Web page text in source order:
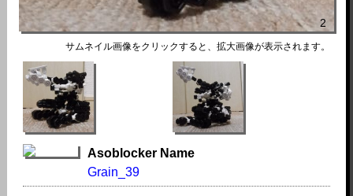
2
サムネイル画像をクリックすると、拡大画像が表示されます。
Asoblocker Name
Grain_39